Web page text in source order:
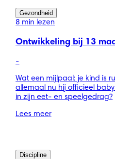
Gezondheid
8 min lezen
Ontwikkeling bij 13
-
Wat een mijlpaal: je kind is
allemaal nu hij officieel
in zijn eet- en speelgedrag?
Lees meer
Discipline